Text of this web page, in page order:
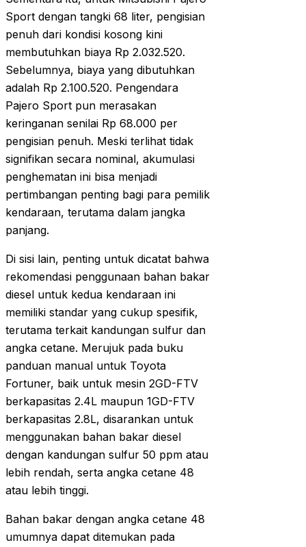
Sport dengan tangki 68 liter, pengisian
penuh dari kondisi kosong kini
membutuhkan biaya Rp 2.032.520.
Sebelumnya, biaya yang dibutuhkan
adalah Rp 2.100.520. Pengendara
Pajero Sport pun merasakan
keringanan senilai Rp 68.000 per
pengisian penuh. Meski terlihat tidak
signifikan secara nominal, akumulasi
penghematan ini bisa menjadi
pertimbangan penting bagi para pemilik
kendaraan, terutama dalam jangka
panjang.
Di sisi lain, penting untuk dicatat bahwa
rekomendasi penggunaan bahan bakar
diesel untuk kedua kendaraan ini
memiliki standar yang cukup spesifik,
terutama terkait kandungan sulfur dan
angka cetane. Merujuk pada buku
panduan manual untuk Toyota
Fortuner, baik untuk mesin 2GD-FTV
berkapasitas 2.4L maupun 1GD-FTV
berkapasitas 2.8L, disarankan untuk
menggunakan bahan bakar diesel
dengan kandungan sulfur 50 ppm atau
lebih rendah, serta angka cetane 48
atau lebih tinggi.
Bahan bakar dengan angka cetane 48
umumnya dapat ditemukan pada